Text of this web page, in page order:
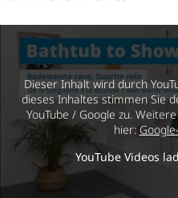
Dieser Inhalt wird durch
dieses Inhaltes stimmen Sie
YouTube / Google zu.
hier:
YouTube Videos